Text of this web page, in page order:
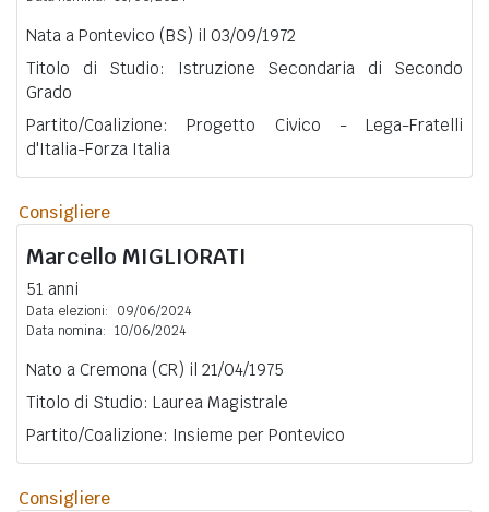
Nata a Pontevico (BS) il 03/09/1972
Titolo di Studio: Istruzione Secondaria di Secondo
Grado
Partito/Coalizione: Progetto Civico - Lega-Fratelli
d'Italia-Forza Italia
Consigliere
Marcello MIGLIORATI
51 anni
Data elezioni:
09/06/2024
Data nomina: 10/06/2024
Nato a Cremona (CR) il 21/04/1975
Titolo di Studio: Laurea Magistrale
Partito/Coalizione: Insieme per Pontevico
Consigliere